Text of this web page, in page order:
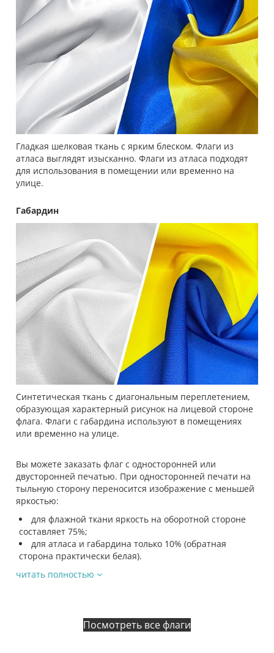
Гладкая шелковая ткань с ярким блеском. Флаги из
атласа выглядят изысканно. Флаги из атласа подходят
для использования в помещении или временно на
улице.
Габардин
Синтетическая ткань с диагональным переплетением,
образующая характерный рисунок на лицевой стороне
флага. Флаги с габардина используют в помещениях
или временно на улице.
Вы можете заказать флаг с односторонней или
двусторонней печатью. При односторонней печати на
тыльную сторону переносится изображение с меньшей
яркостью:
для флажной ткани яркость на оборотной стороне
составляет 75%;
для атласа и габардина только 10% (обратная
сторона практически белая).
читать полностью
Посмотреть все флаги